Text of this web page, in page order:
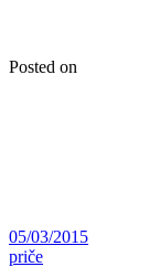
Posted on
05/03/2015
priče